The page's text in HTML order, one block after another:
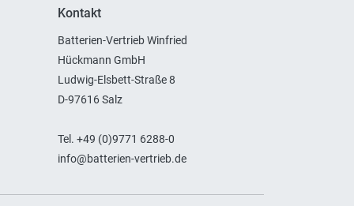
Kontakt
Batterien-Vertrieb Winfried
Hückmann GmbH
Ludwig-Elsbett-Straße 8
D-97616 Salz
Tel. +49 (0)9771 6288-0
info@batterien-vertrieb.de